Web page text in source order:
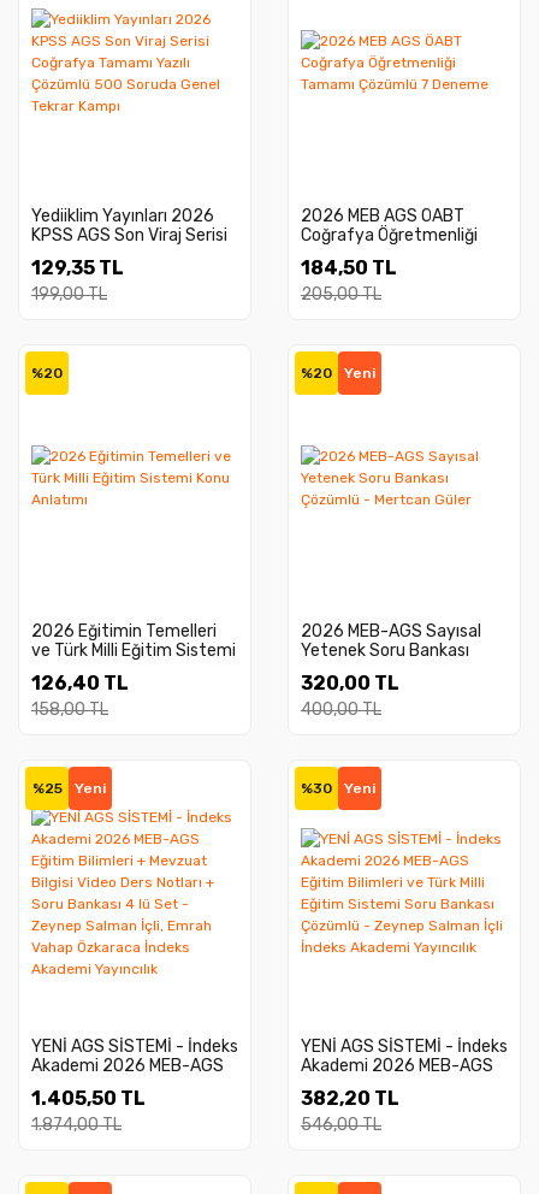
Yediiklim Yayınları 2026
KPSS AGS Son Viraj Serisi
Çözümlü 500 Soruda
Genel Tekrar Kampı
129,35 TL
199,00 TL
2026 MEB AGS ÖABT
Coğrafya Öğretmenliği
Deneme
184,50 TL
205,00 TL
%20
2026 Eğitimin Temelleri
ve Türk Milli Eğitim Sistemi
126,40 TL
158,00 TL
%20 Yeni
2026 MEB-AGS Sayısal
Yetenek Soru Bankası
320,00 TL
400,00 TL
%25 Yeni
YENİ AGS SİSTEMİ - İndeks
Akademi 2026 MEB-AGS
Bilgisi Video Ders Notları +
Soru Bankası 4 lü Set -
Akademi Yayıncılık
1.405,50 TL
1.874,00 TL
%30 Yeni
YENİ AGS SİSTEMİ - İndeks
Akademi 2026 MEB-AGS
Eğitim Sistemi Soru
Bankası Çözümlü - Zeynep
382,20 TL
546,00 TL